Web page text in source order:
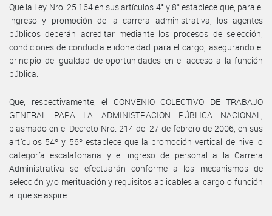
Que la Ley Nro. 25.164 en sus artículos 4° y 8° establece que, para el
ingreso y promoción de la carrera administrativa, los agentes
públicos deberán acreditar mediante los procesos de selección,
condiciones de conducta e idoneidad para el cargo, asegurando el
principio de igualdad de oportunidades en el acceso a la función
pública.
Que, respectivamente, el CONVENIO COLECTIVO DE TRABAJO
GENERAL PARA LA ADMINISTRACION PÚBLICA NACIONAL,
plasmado en el Decreto Nro. 214 del 27 de febrero de 2006, en sus
artículos 54º y 56º establece que la promoción vertical de nivel o
categoría escalafonaria y el ingreso de personal a la Carrera
Administrativa se efectuarán conforme a los mecanismos de
selección y/o merituación y requisitos aplicables al cargo o función
al que se aspire.